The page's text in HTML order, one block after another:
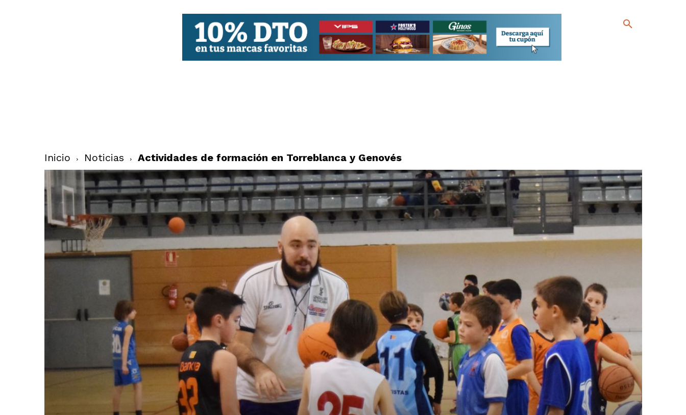
Inicio Noticias Actividades de formación en Torreblanca y Genovés